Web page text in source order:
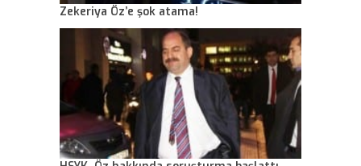
Zekeriya Öz’e şok atama!